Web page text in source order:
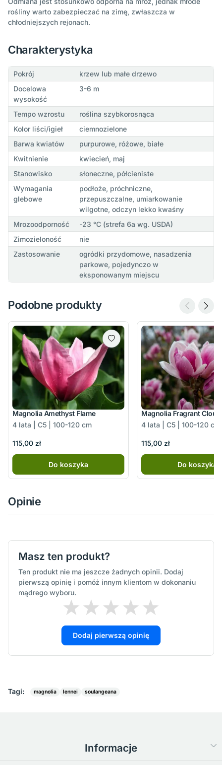
rośliny warto zabezpieczać na zimę, zwłaszcza w
chłodniejszych rejonach.
Charakterystyka
Pokrój
krzew lub małe drzewo
Docelowa
wysokość
3-6 m
Tempo wzrostu
roślina szybkorosnąca
Kolor liści/igieł
ciemnozielone
Barwa kwiatów
purpurowe, różowe, białe
Kwitnienie
kwiecień, maj
Stanowisko
słoneczne, półcieniste
Wymagania
glebowe
podłoże, próchniczne,
przepuszczalne, umiarkowanie
wilgotne, odczyn lekko kwaśny
Mrozoodporność
-23 °C (strefa 6a wg. USDA)
Zimozieloność
nie
Zastosowanie
ogródki przydomowe, nasadzenia
parkowe, pojedynczo w
eksponowanym miejscu
Podobne produkty
Magnolia Amethyst Flame
4 lata | C5 | 100-120 cm
115,00 zł
Do koszyka
Magnolia Fragrant Cloud
4 lata | C5 | 100-120 cm
115,00 zł
Do koszyka
Opinie
Masz ten produkt?
Ten produkt nie ma jeszcze żadnych opinii. Dodaj
pierwszą opinię i pomóż innym klientom w dokonaniu
mądrego wyboru.
Dodaj pierwszą opinię
Tagi: magnolia lennei soulangeana
Informacje